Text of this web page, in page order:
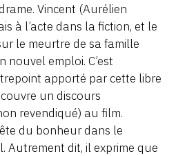
Vincent (Aurélien
à l’acte dans la fiction, et le
le meurtre de sa famille
nouvel emploi. C’est
apporté par cette libre
un discours
revendiqué) au film.
du bonheur dans le
Autrement dit, il exprime que